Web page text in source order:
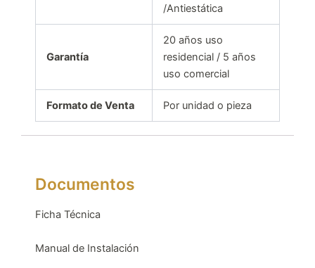
/Antiestática
Garantía
20 años uso
residencial / 5 años
uso comercial
Formato de Venta Por unidad o pieza
Documentos
Ficha Técnica
Manual de Instalación